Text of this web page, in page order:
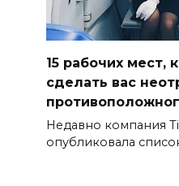
15 рабочих мест,
сделать вас
Недавно компания
опубликовала